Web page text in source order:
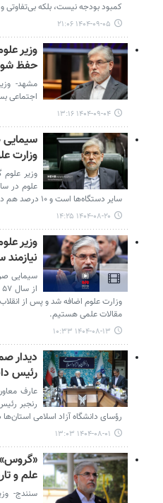
کمبود بودجه نیست، بلکه
۱۴۰۴-۰۹-۰۵ ۲۱:۰۶
وزیر
حفظ
مشهد-
اجتماعی
۱۴۰۴-۰۹-۰۴ ۱۳:۱۶
وزارت
سایر دستگاه‌ها است و ۱۰ درصد هم در حال انجام است.
۱۴۰۴-۰۸-۲۰ ۱۴:۲۵
وزیر
سیمایی
وزارت علوم اضافه شد و پس از
مقالات علمی هستیم.
۱۴۰۴-۰۸-۱۳ ۱۰:۳۳
دیدار
رئیس
عارف
رنجبر
رؤسای دانشگاه آزاد اسلامی
۱۴۰۴-۰۸-۰۱ ۱۳:۰۳
«گروس»
علم و
سنندج-